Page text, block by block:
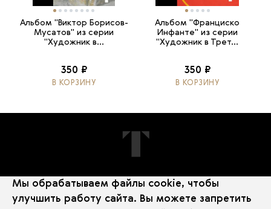
Альбом "Виктор Борисов-
Мусатов" из серии
"Художник в...
350 ₽
В КОРЗИНУ
Альбом "Франциско
Инфанте" из серии
"Художник в Трет...
350 ₽
В КОРЗИНУ
ПОДПИШИТЕСЬ НА НОВОСТИ
Мы обрабатываем файлы cookie, чтобы
улучшить работу сайта. Вы можете запретить